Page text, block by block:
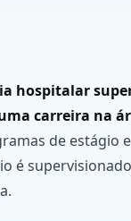
hospitalar
carreira na
de estágio
é